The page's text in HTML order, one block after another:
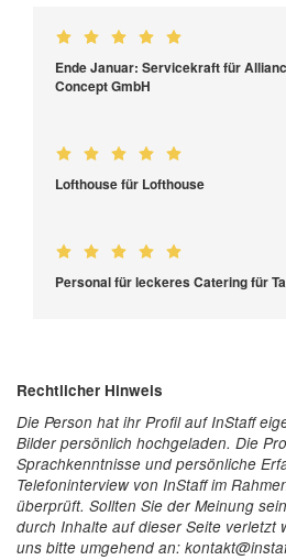
Ende Januar: Servicekraft für
Concept GmbH
Lofthouse für Lofthouse
Personal für leckeres Catering für
Rechtlicher Hinweis
Die Person hat ihr Profil auf InStaff
Bilder persönlich hochgeladen. Die
Sprachkenntnisse und persönliche
Telefoninterview von InStaff im
überprüft. Sollten Sie der Meinung
durch Inhalte auf dieser Seite verletzt
uns bitte umgehend an: